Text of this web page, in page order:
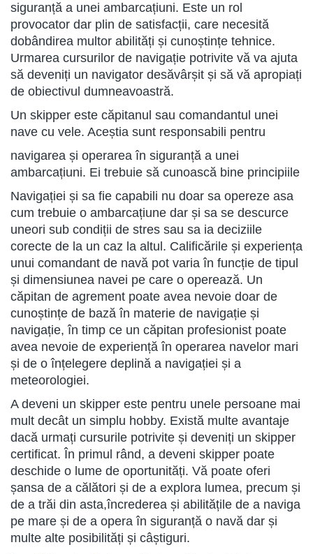
siguranță a unei ambarcațiuni. Este un rol
provocator dar plin de satisfacții, care necesită
dobândirea multor abilități și cunoștințe tehnice.
Urmarea cursurilor de navigație potrivite vă va ajuta
să deveniți un navigator desăvârșit și să vă apropiați
de obiectivul dumneavoastră.
Un skipper este căpitanul sau comandantul unei
nave cu vele. Aceștia sunt responsabili pentru
navigarea și operarea în siguranță a unei
ambarcațiuni. Ei trebuie să cunoască bine principiile
Navigației și sa fie capabili nu doar sa opereze asa
cum trebuie o ambarcațiune dar și sa se descurce
uneori sub condiții de stres sau sa ia deciziile
corecte de la un caz la altul. Calificările și experiența
unui comandant de navă pot varia în funcție de tipul
și dimensiunea navei pe care o operează. Un
căpitan de agrement poate avea nevoie doar de
cunoștințe de bază în materie de navigație și
navigație, în timp ce un căpitan profesionist poate
avea nevoie de experiență în operarea navelor mari
și de o înțelegere deplină a navigației și a
meteorologiei.
A deveni un skipper este pentru unele persoane mai
mult decât un simplu hobby. Există multe avantaje
dacă urmați cursurile potrivite și deveniți un skipper
certificat. În primul rând, a deveni skipper poate
deschide o lume de oportunități. Vă poate oferi
șansa de a călători și de a explora lumea, precum și
de a trăi din asta,încrederea și abilitățile de a naviga
pe mare și de a opera în siguranță o navă dar și
multe alte posibilități și câștiguri.